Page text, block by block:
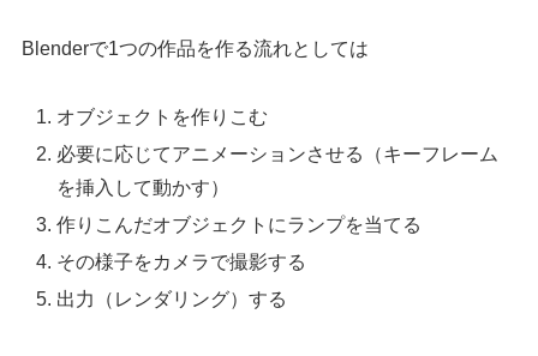
Blenderで1つの作品を作る流れとしては
オブジェクトを作りこむ
必要に応じてアニメーションさせる（キーフレーム
を挿入して動かす）
作りこんだオブジェクトにランプを当てる
その様子をカメラで撮影する
出力（レンダリング）する